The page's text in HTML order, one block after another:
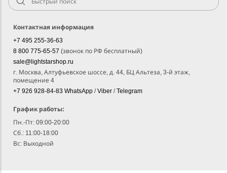
Контактная информация
+7 495 255-36-63
8 800 775-65-57 (звонок по РФ бесплатный)
sale@lightstarshop.ru
г. Москва, Алтуфьевское шоссе, д. 44, БЦ Альтеза, 3-й этаж,
помещение 4
+7 926 928-84-83 WhatsApp /Viber /Telegram
График работы:
Пн.-Пт: 09:00-20:00
Сб.: 11:00-18:00
Вс: Выходной